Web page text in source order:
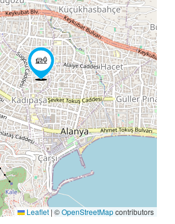
Leaflet | ©OpenStreetMapcontributors